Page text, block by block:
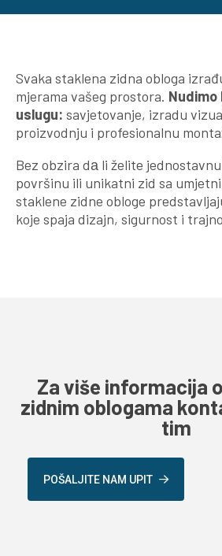
Svaka staklena zidna obloga
mjerama vašeg prostora. Nudimo
uslugu: savjetovanje, izradu
proizvodnju i profesionalnu
Bez obzira dа li želite
površinu ili unikatni zid sa
staklene zidne obloge
koje spaja dizajn, sigurnost i
Za više informacija
zidnim oblogama
tim
POŠALJITE NAM UPIT